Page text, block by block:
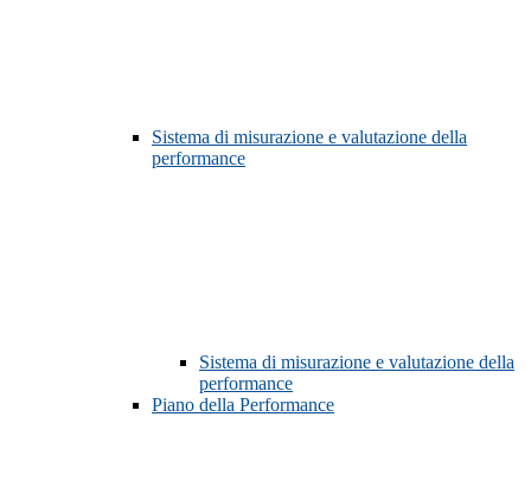
Sistema di misurazione e valutazione della
performance
Sistema di misurazione e valutazione della
performance
Piano della Performance